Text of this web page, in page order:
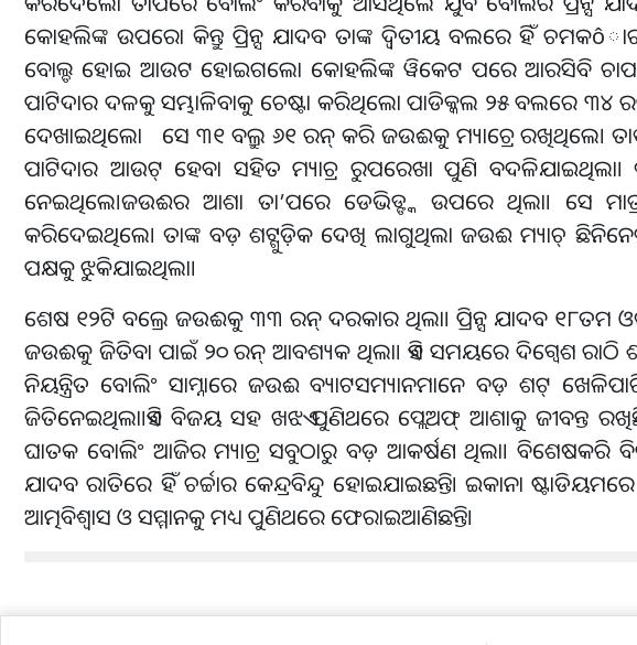
କୋହଲିଙ୍କ ଉପରୋ କିନ୍ତୁ ପ୍ରିନ୍ସ ଯାଦବ ତାଙ୍କ ଦ୍ୱିତୀୟ ବଲରେ ହିଁ
ବୋଲ୍ଡ ହୋଇ ଆଉଟ ହୋଇଗଲୋ କୋହଲିଙ୍କ ୱିକେଟ ପରେ ଆରସିବି
ପାଟିଦାର ଦଳକୁ ସମ୍ଭାଳିବାକୁ ଚେଷ୍ଟା କରିଥିଲୋ ପାଡିକ୍କଲ ୨୫ ବଲରେ ୩୪
ଦେଖାଇଥିଲୋ ସେ ୩୧ ବଲ୍ରୁ ୬୧ ରନ୍ କରି ଜଉଈକୁ ମ୍ୟାଚ୍ରେ ରଖିଥିଲେ।
ପାଟିଦାର ଆଉଟ୍ ହେବା ସହିତ ମ୍ୟାଚ୍ର ରୁପରେଖା ପୁଣି ବଦଳିଯାଇଥିଲା।
ନେଇଥିଲେ।ଜଉଈର ଆଶା ତା’ପରେ ଡେଭିଡ୍ଙ୍କ ଉପରେ ଥିଲା। ସେ
କରିଦେଇଥିଲେ। ତାଙ୍କ ବଡ଼ ଶଟ୍ଗୁଡ଼ିକ ଦେଖି ଲାଗୁଥିଲା ଜଉଈ ମ୍ୟାଚ୍
ପକ୍ଷକୁ ଝୁକିଯାଇଥିଲା।
ଶେଷ ୧୨ଟି ବଲ୍ରେ ଜଉଈକୁ ୩୩ ରନ୍ ଦରକାର ଥିଲା। ପ୍ରିନ୍ସ ଯାଦବ
ଜଉଈକୁ ଜିତିବା ପାଇଁ ୨୦ ରନ୍ ଆବଶ୍ୟକ ଥିଲା। ଏହି ସମୟରେ ଦିଗ୍ବେଶ ରାଠି
ନିୟନ୍ତ୍ରିତ ବୋଲିଂ ସାମ୍ନାରେ ଜଉଈ ବ୍ୟାଟସମ୍ୟାନମାନେ ବଡ଼ ଶଟ୍
ଜିତିନେଇଥିଲା।ଏହି ବିଜୟ ସହ ଖଝଏ ପୁଣିଥରେ ପ୍ଲେଅଫ୍ ଆଶାକୁ ଜୀବନ୍ତ
ଘାତକ ବୋଲିଂ ଆଜିର ମ୍ୟାଚ୍ର ସବୁଠାରୁ ବଡ଼ ଆକର୍ଷଣ ଥିଲା। ବିଶେଷକରି
ଯାଦବ ରାତିରେ ହିଁ ଚର୍ଚ୍ଚାର କେନ୍ଦ୍ରବିନ୍ଦୁ ହୋଇଯାଇଛନ୍ତି। ଇକାନା
ଆତ୍ମବିଶ୍ୱାସ ଓ ସମ୍ମାନକୁ ମଧ୍ୟ ପୁଣିଥରେ ଫେରାଇଆଣିଛନ୍ତି।